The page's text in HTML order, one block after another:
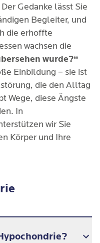
Gedanke lässt Sie
Begleiter, und
die erhoffte
wachsen die
wurde?“
Einbildung – sie ist
die den Alltag
Wege, diese Ängste
In
wir Sie
Körper und Ihre